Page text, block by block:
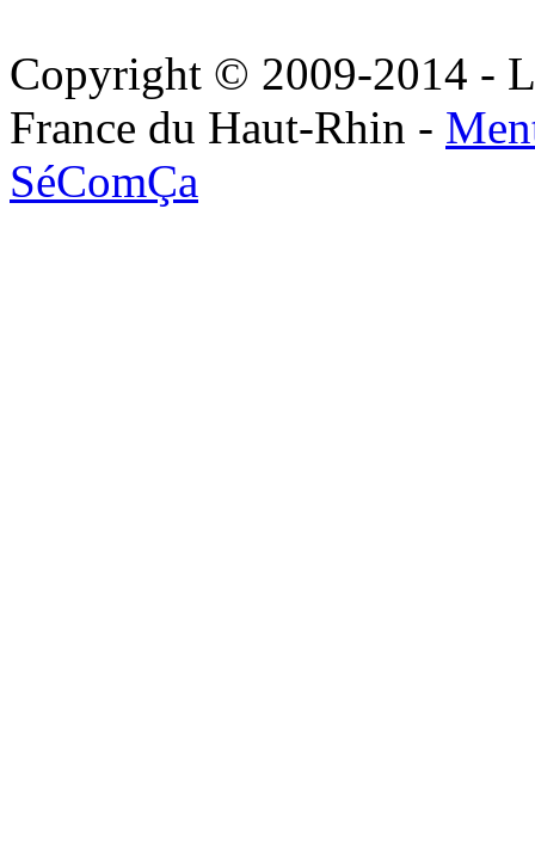
Copyright © 2009-2014 -
France du Haut-Rhin -
SéComÇa